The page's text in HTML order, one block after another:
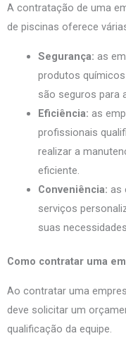
A contratação de uma
de piscinas oferece
Segurança: as
produtos
são seguros para
Eficiência: as
profissionais
realizar a
eficiente.
Conveniência: as
serviços
suas
Como contratar uma
Ao contratar uma
deve solicitar um
qualificação da equipe.